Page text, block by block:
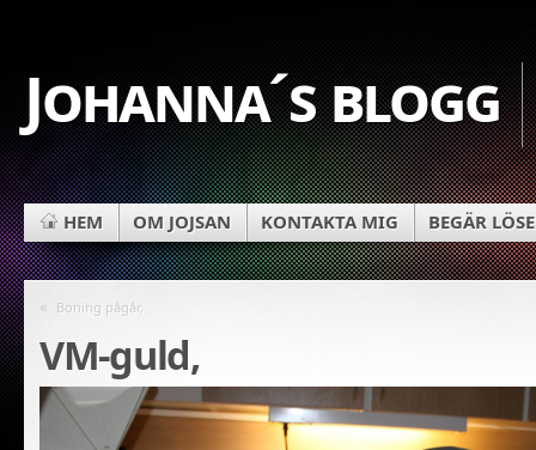
Johanna´s blogg
HEM OM JOJSAN KONTAKTA MIG BEGÄR
« Boning pågår,
VM-guld,